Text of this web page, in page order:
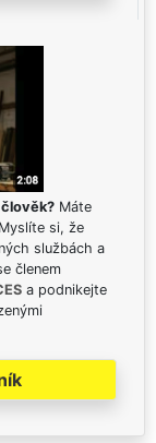
Máte
si, že
službách a
členem
a podnikejte